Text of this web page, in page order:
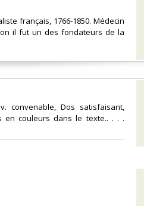
français, 1766-1850. Médecin
il fut un des fondateurs de la
convenable, Dos satisfaisant,
en couleurs dans le texte.. . . .